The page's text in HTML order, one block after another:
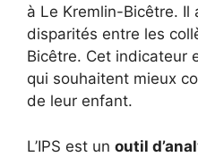
à Le Kremlin-Bicêtre. Il
disparités entre les
Bicêtre. Cet indicateur
qui souhaitent mieux
de leur enfant.
L’IPS est un outil